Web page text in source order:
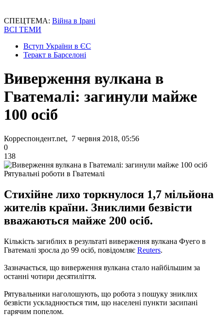
СПЕЦТЕМА: Війна в Ірані
ВСІ ТЕМИ
Вступ України в ЄС
Теракт в Барселоні
Виверження вулкана в
Гватемалі: загинули майже
100 осіб
Корреспондент.net, 7 червня 2018, 05:56
0
138
Рятувальні роботи в Гватемалі
Стихійне лихо торкнулося 1,7 мільйона
жителів країни. Зниклими безвісти
вважаються майже 200 осіб.
Кількість загиблих в результаті виверження вулкана Фуего в
Гватемалі зросла до 99 осіб, повідомляє Reuters.
Зазначається, що виверження вулкана стало найбільшим за
останні чотири десятиліття.
Рятувальники наголошують, що робота з пошуку зниклих
безвісти ускладнюється тим, що населені пункти засипані
гарячим попелом.